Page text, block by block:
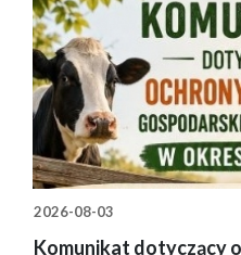
2026-08-03
Komunikat dotyczący